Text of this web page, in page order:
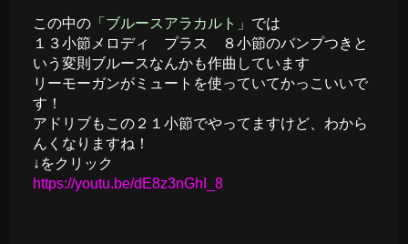
この中の 「ブルースアラカルト」 では
１３小節メロディ プラス ８小節のバンプつきと
いう変則ブルースなんかも作曲しています
リーモーガンがミュートを使っていてかっこいいで
す！
アドリブもこの２１小節でやってますけど、わから
んくなりますね！
↓をクリック
https://youtu.be/dE8z3nGhI_8